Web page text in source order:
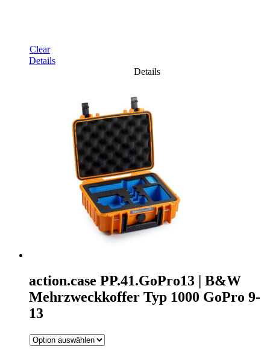
Clear
Details
Details
action.case PP.41.GoPro13 | B&W
Mehrzweckkoffer Typ 1000 GoPro 9-
13